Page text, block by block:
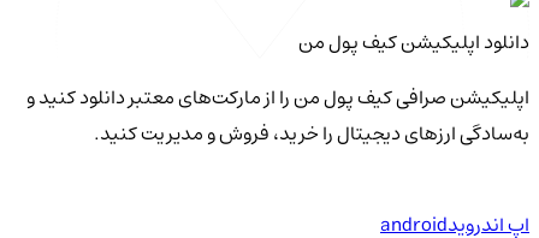
دانلود اپلیکیشن کیف‌ پول من
اپلیکیشن صرافی کیف پول من را از مارکت‌های معتبر دانلود کنید و
به‌سادگی ارزهای دیجیتال را خرید، فروش و مدیریت کنید.
اپ اندرویدandroid